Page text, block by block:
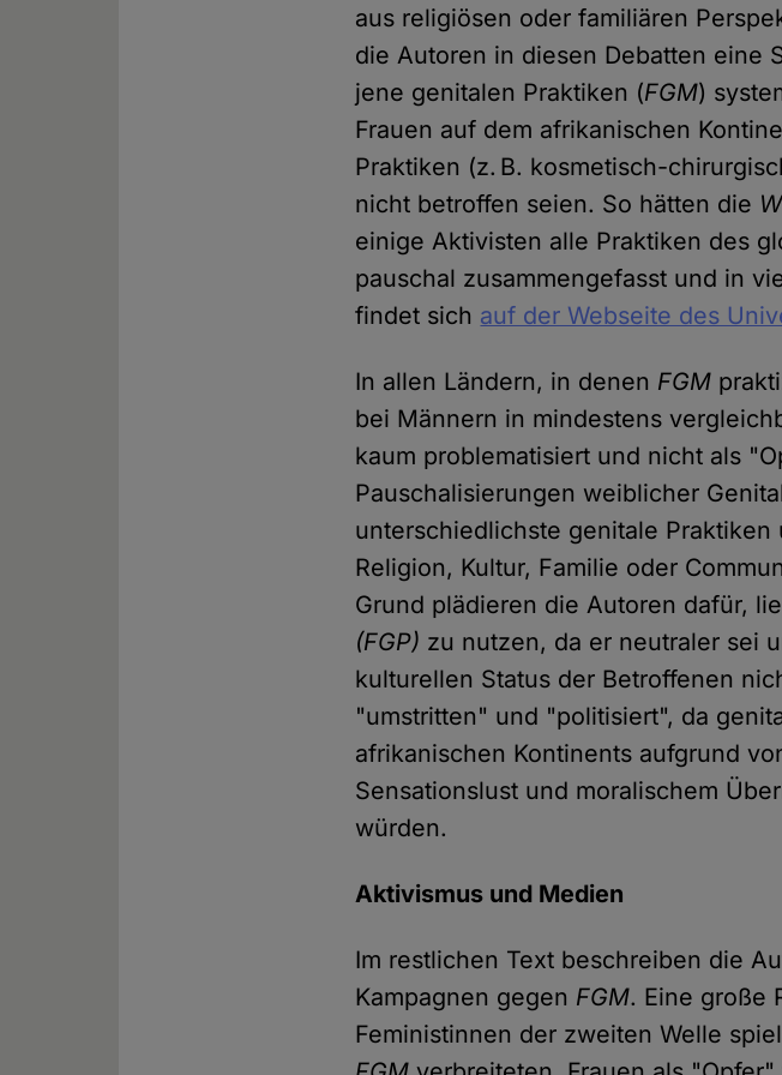
aus religiösen oder familiären
die Autoren in diesen Debatten eine
jene genitalen Praktiken (FGM)
Frauen auf dem afrikanischen
Praktiken (z. B. kosmetisch-
nicht betroffen seien. So hätten die
einige Aktivisten alle Praktiken des
pauschal zusammengefasst und in
findet sich auf der Webseite des
In allen Ländern, in denen FGM
bei Männern in mindestens
kaum problematisiert und nicht als
Pauschalisierungen weiblicher
unterschiedlichste genitale
Religion, Kultur, Familie oder
Grund plädieren die Autoren dafür,
(FGP) zu nutzen, da er neutraler sei
kulturellen Status der Betroffenen
"umstritten" und "politisiert", da
afrikanischen Kontinents aufgrund
Sensationslust und moralischem
würden.
Aktivismus und Medien
Im restlichen Text beschreiben die
Kampagnen gegen FGM. Eine große
Feministinnen der zweiten Welle